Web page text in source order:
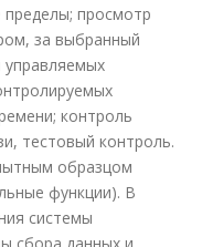
просмотр
за выбранный
управляемых
контроль
тестовый контроль.
образцом
функции). В
системы